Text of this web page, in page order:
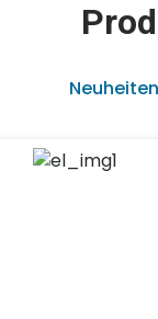
Neuheiten